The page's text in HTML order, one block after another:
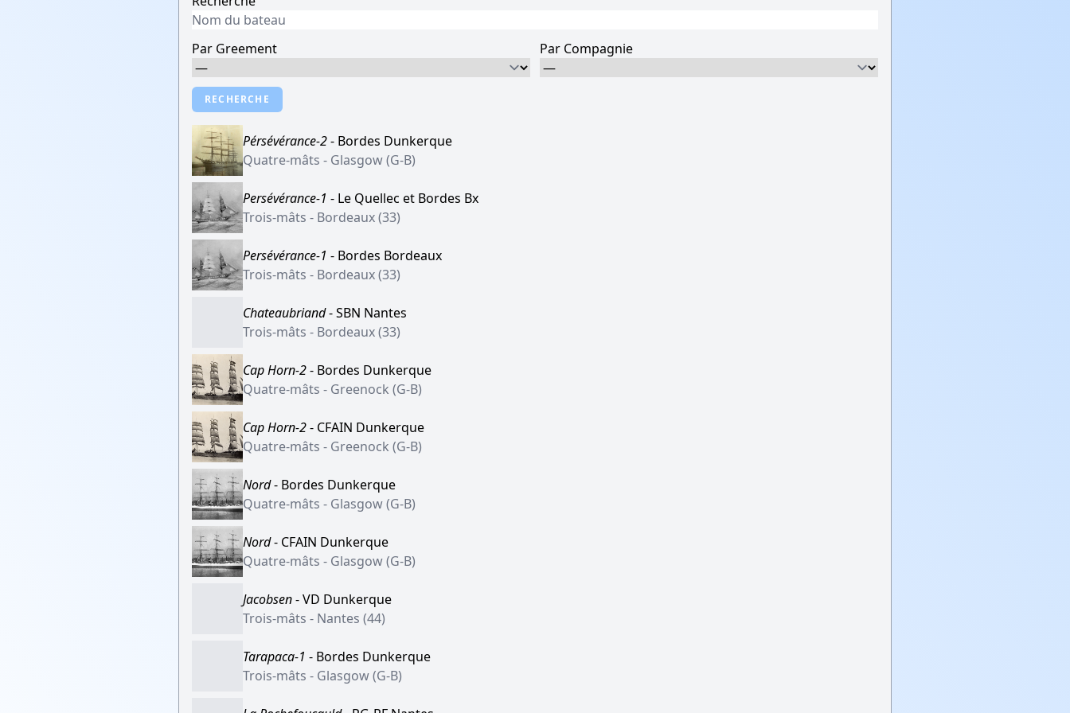
Par Greement Par Compagnie
RECHERCHE
Pérsévérance-2- Bordes Dunkerque
Quatre-mâts - Glasgow (G-B)
Persévérance-1 - Le Quellec et Bordes Bx
Trois-mâts - Bordeaux (33)
Persévérance-1 - Bordes Bordeaux
Trois-mâts - Bordeaux (33)
Chateaubriand- SBN Nantes
Trois-mâts - Bordeaux (33)
Cap Horn-2- Bordes Dunkerque
Quatre-mâts - Greenock (G-B)
Cap Horn-2- CFAIN Dunkerque
Quatre-mâts - Greenock (G-B)
Nord- Bordes Dunkerque
Quatre-mâts - Glasgow (G-B)
Nord- CFAIN Dunkerque
Quatre-mâts - Glasgow (G-B)
Jacobsen- VD Dunkerque
Trois-mâts - Nantes (44)
Tarapaca-1 - Bordes Dunkerque
Trois-mâts - Glasgow (G-B)